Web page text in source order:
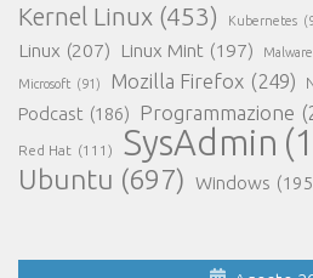
Kernel Linux (453) Kubernetes
Linux (207) Linux Mint (197) Malware
Microsoft (91) Mozilla Firefox (249)
Podcast (186) Programmazione
Red Hat (111) SysAdmin
Ubuntu (697) Windows